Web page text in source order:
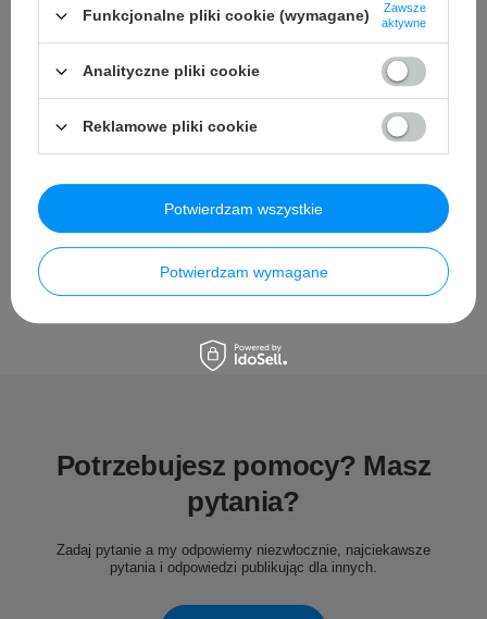
Kabel Mini Jack
Pilot R/C.
Szczegółowe dane
Opinie
Potrzebujesz pomocy? Masz
pytania?
Zadaj pytanie a my odpowiemy niezwłocznie, najciekawsze
pytania i odpowiedzi publikując dla innych.
Funkcjonalne pliki cookie (wymagane)
Zawsze
aktywne
Analityczne pliki cookie
Reklamowe pliki cookie
Potwierdzam wymagane
Potwierdzam wszystkie